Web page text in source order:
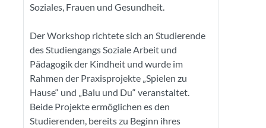
Soziales, Frauen und Gesundheit.
Der Workshop richtete sich an Studierende
des Studiengangs Soziale Arbeit und
Pädagogik der Kindheit und wurde im
Rahmen der Praxisprojekte „Spielen zu
Hause“ und „Balu und Du“ veranstaltet.
Beide Projekte ermöglichen es den
Studierenden, bereits zu Beginn ihres